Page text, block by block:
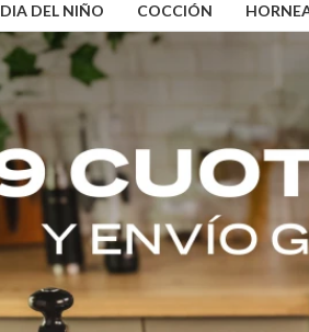
DIA DEL NIÑO COCCIÓN